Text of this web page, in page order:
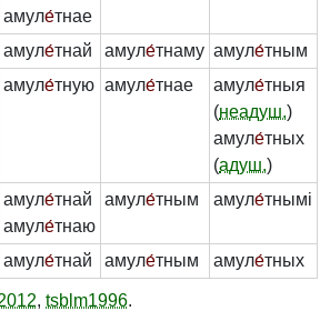
амуле́тнае
амуле́тнай амуле́тнаму амуле́тным
амуле́тную амуле́тнае амуле́тныя
(неадуш.)
амуле́тных
(адуш.)
амуле́тнай
амуле́тнаю
амуле́тным амуле́тнымі
амуле́тнай амуле́тным амуле́тных
, tsblm1996.